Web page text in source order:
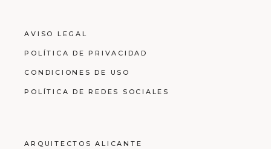
AVISO LEGAL
POLÍTICA DE PRIVACIDAD
CONDICIONES DE USO
POLÍTICA DE REDES SOCIALES
ARQUITECTOS ALICANTE